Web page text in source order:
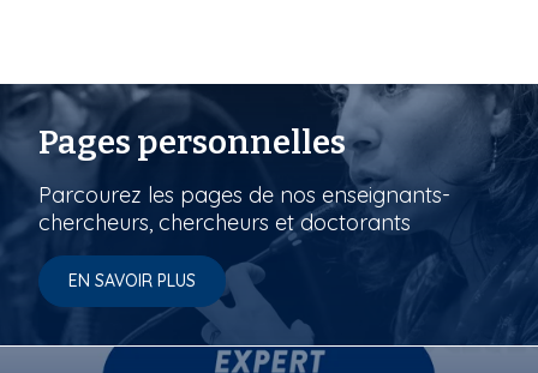
Pages personnelles
Parcourez les pages de nos enseignants-
chercheurs, chercheurs et doctorants
EN SAVOIR PLUS